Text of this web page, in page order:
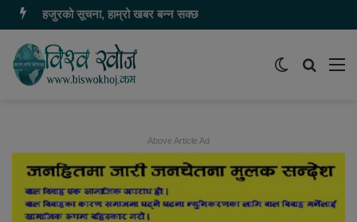
हजुरको सूचना, हाम्रो खबर बन्न सक्छ
समाचार
Switch
Above Article Ad